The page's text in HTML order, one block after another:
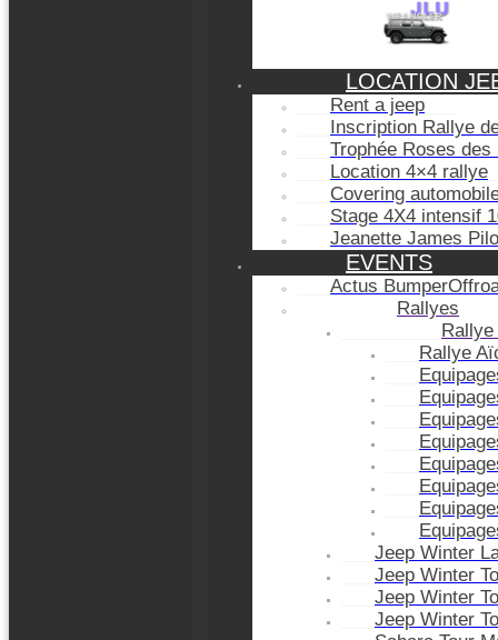
LOCATION
Rent a jeep
Inscription Rallye
Trophée Roses des
Location 4×4 rallye
Covering
Stage 4X4 intensif
Jeanette James
EVENTS
Actus
Rallyes
Rallye
Jeep Winter
Jeep Winter
Jeep Winter
Jeep Winter